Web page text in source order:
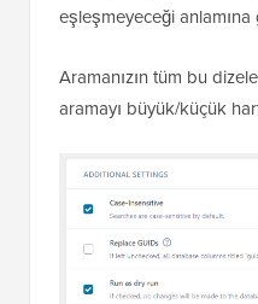
eşleşmeyeceği anlamına
Aramanızın tüm bu
aramayı büyük/küçük